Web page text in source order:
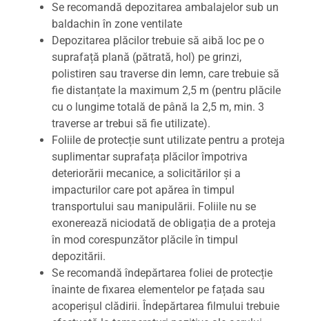
Se recomandă depozitarea ambalajelor sub un
baldachin în zone ventilate
Depozitarea plăcilor trebuie să aibă loc pe o
suprafață plană (pătrată, hol) pe grinzi,
polistiren sau traverse din lemn, care trebuie să
fie distanțate la maximum 2,5 m (pentru plăcile
cu o lungime totală de până la 2,5 m, min. 3
traverse ar trebui să fie utilizate).
Foliile de protecție sunt utilizate pentru a proteja
suplimentar suprafața plăcilor împotriva
deteriorării mecanice, a solicitărilor și a
impacturilor care pot apărea în timpul
transportului sau manipulării. Foliile nu se
exonerează niciodată de obligația de a proteja
în mod corespunzător plăcile în timpul
depozitării.
Se recomandă îndepărtarea foliei de protecție
înainte de fixarea elementelor pe fațada sau
acoperișul clădirii. Îndepărtarea filmului trebuie